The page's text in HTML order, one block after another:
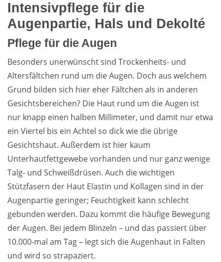
Intensivpflege für die
Augenpartie, Hals und Dekolté
Pflege für die Augen
Besonders unerwünscht sind Trockenheits- und
Altersfältchen rund um die Augen. Doch aus welchem
Grund bilden sich hier eher Fältchen als in anderen
Gesichtsbereichen? Die Haut rund um die Augen ist
nur knapp einen halben Millimeter, und damit nur etwa
ein Viertel bis ein Achtel so dick wie die übrige
Gesichtshaut. Außerdem ist hier kaum
Unterhautfettgewebe vorhanden und nur ganz wenige
Talg- und Schweißdrüsen. Auch die wichtigen
Stützfasern der Haut Elastin und Kollagen sind in der
Augenpartie geringer; Feuchtigkeit kann schlecht
gebunden werden. Dazu kommt die häufige Bewegung
der Augen. Bei jedem Blinzeln – und das passiert über
10.000-mal am Tag – legt sich die Augenhaut in Falten
und wird so strapaziert.